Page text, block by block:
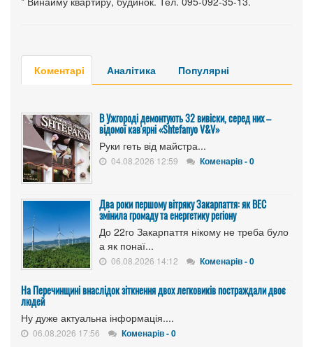
Коментарі Аналітика Популярні
В Ужгороді демонтують 32 вивіски, серед них –
відомої кав'ярні «Shtefanyo V&V»
Руки геть від майстра...
04.08.2026 12:59 Коменарів - 0
Два роки першому вітряку Закарпаття: як ВЕС
змінила громаду та енергетику регіону
До 22го Закарпаття нікому не треба було
а як понаї...
06.08.2026 14:12 Коменарів - 0
На Перечинщині внаслідок зіткнення двох легковиків постраждали двоє
людей
Ну дуже актуальна інформація....
06.08.2026 17:56 Коменарів - 0